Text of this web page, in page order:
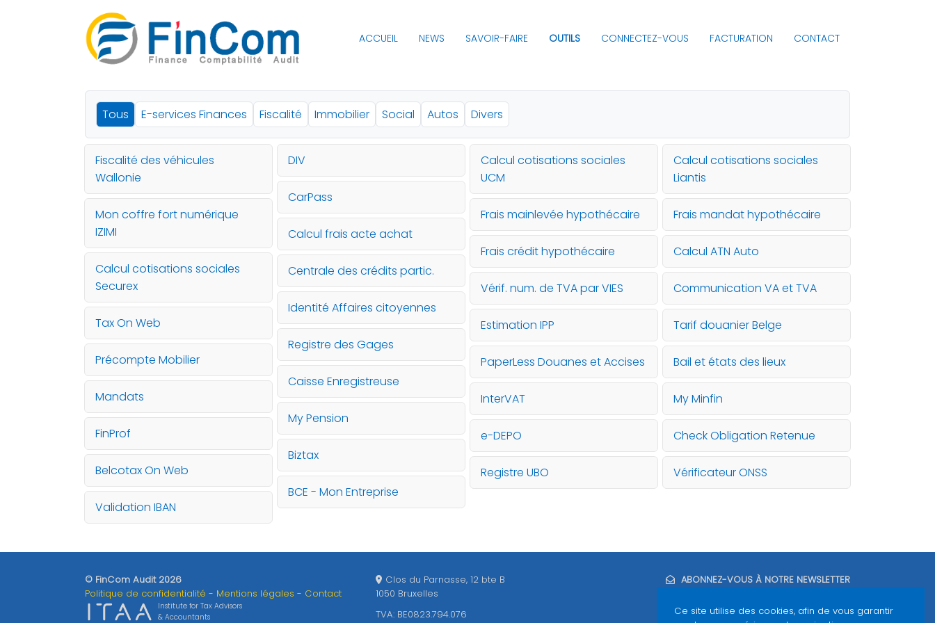
ACCUEIL NEWS SAVOIR-FAIRE OUTILS CONNECTEZ-VOUS FACTURATION CONTACT
Tous E-services Finances Fiscalité Immobilier Social Autos Divers
Fiscalité des véhicules
Wallonie
DIV
Calcul cotisations sociales
UCM
Calcul cotisations sociales
Liantis
CarPass
Mon coffre fort numérique
IZIMI
Frais mainlevée hypothécaire
Frais mandat hypothécaire
Calcul frais acte achat
Frais crédit hypothécaire
Calcul ATN Auto
Calcul cotisations sociales
Securex
Centrale des crédits partic.
Vérif. num. de TVA par VIES
Communication VA et TVA
Identité Affaires citoyennes
Tax On Web
Estimation IPP
Tarif douanier Belge
Registre des Gages
Précompte Mobilier
PaperLess Douanes et Accises
Bail et états des lieux
Caisse Enregistreuse
Mandats
InterVAT
My Minfin
My Pension
FinProf
e-DEPO
Check Obligation Retenue
Biztax
Belcotax On Web
Registre UBO
Vérificateur ONSS
BCE - Mon Entreprise
Validation IBAN
© FinCom Audit 2026
Politique de confidentialité
Mentions légales Contact
Institute for Tax Advisors
& Accountants
Clos du Parnasse, 12 bte B
1050 Bruxelles
TVA: BE0823.794.076
ABONNEZ-VOUS À NOTRE NEWSLETTER
Ce site utilise des cookies, afin de vous garantir